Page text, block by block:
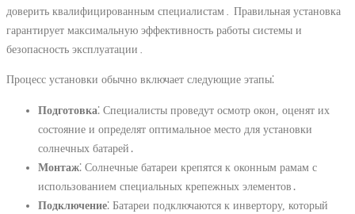
доверить квалифицированным специалистам․ Правильная установка
гарантирует максимальную эффективность работы системы и
безопасность эксплуатации․
Процесс установки обычно включает следующие этапы⁚
Подготовка⁚ Специалисты проведут осмотр окон, оценят их
состояние и определят оптимальное место для установки
солнечных батарей․
Монтаж⁚ Солнечные батареи крепятся к оконным рамам с
использованием специальных крепежных элементов․
Подключение⁚ Батареи подключаются к инвертору, который